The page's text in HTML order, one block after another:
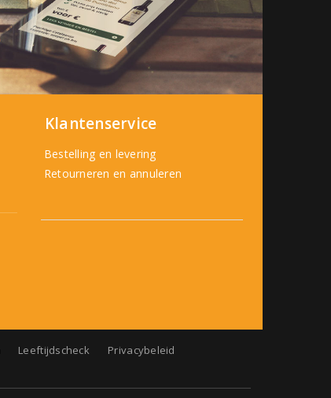
Klantenservice
Bestelling en levering
Retourneren en annuleren
Leeftijdscheck
Privacybeleid